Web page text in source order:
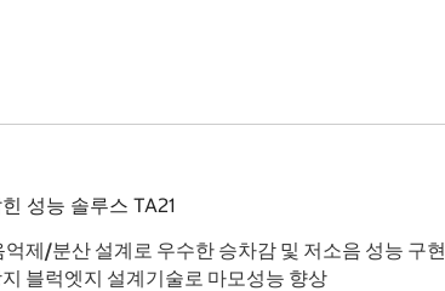
성능 솔루스 TA21
제/분산 설계로 우수한 승차감 및 저소음 성능 구현
블럭엣지 설계기술로 마모성능 향상